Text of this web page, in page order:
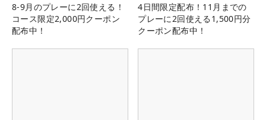
8-9月のプレーに2回使える！
コース限定2,000円クーポン
配布中！
4日間限定配布！11月までの
プレーに2回使える1,500円分
クーポン配布中！